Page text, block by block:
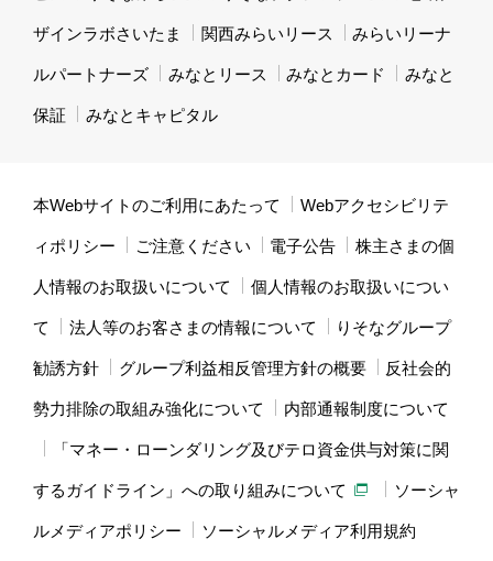
ザインラボさいたま 関西みらいリース みらいリーナ
ルパートナーズ みなとリース みなとカード みなと
保証 みなとキャピタル
本Webサイトのご利用にあたって Webアクセシビリテ
ィポリシー ご注意ください 電子公告 株主さまの個
人情報のお取扱いについて 個人情報のお取扱いについ
て 法人等のお客さまの情報について りそなグループ
勧誘方針 グループ利益相反管理方針の概要 反社会的
勢力排除の取組み強化について 内部通報制度について
「マネー・ローンダリング及びテロ資金供与対策に関
するガイドライン」への取り組みについて ソーシャ
ルメディアポリシー ソーシャルメディア利用規約